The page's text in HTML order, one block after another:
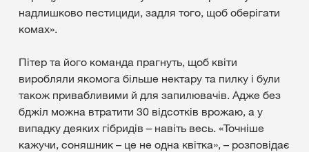
надлишково пестициди, задля того, щоб оберігати
комах».
Пітер та його команда прагнуть, щоб квіти
виробляли якомога більше нектару та пилку і були
також привабливими й для запилювачів. Адже без
бджіл можна втратити 30 відсотків врожаю, а у
випадку деяких гібридів – навіть весь. «Точніше
кажучи, соняшник – це не одна квітка», – розповідає